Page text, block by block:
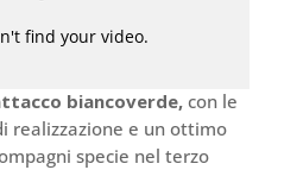
biancoverde,con le
realizzazione e un ottimo
specie nel terzo